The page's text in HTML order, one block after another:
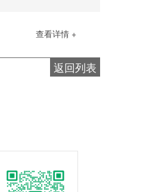
查看详情 +
返回列表